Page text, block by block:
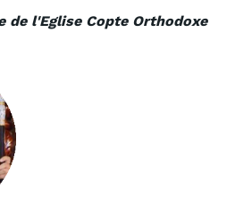
de l'Eglise Copte Orthodoxe